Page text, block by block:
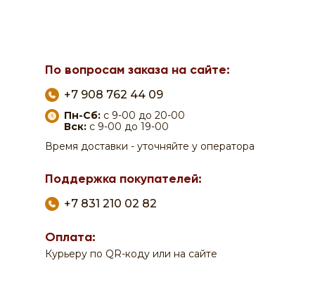
+7 908 762 44 09
+7 831 210 02 82
Пн-Сб: с 9-00 до 20-00
Вск: с 9-00 до 19-00
Время доставки - уточняйте у оператора
Курьеру по QR-коду или на сайте
По вопросам заказа на сайте:
Оплата:
Поддержка покупателей: